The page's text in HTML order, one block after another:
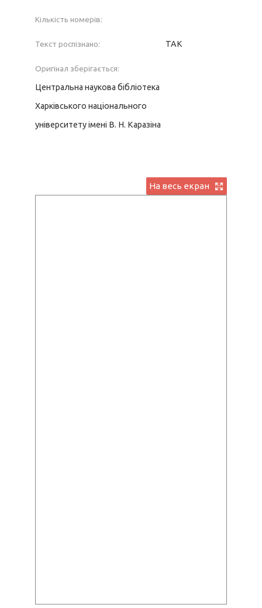
Кількість номерів:
Текст роспізнано: ТАК
Оригінал зберігається:
Центральна наукова бібліотека
Харківського національного
університету імені В. Н. Каразіна
На весь екран